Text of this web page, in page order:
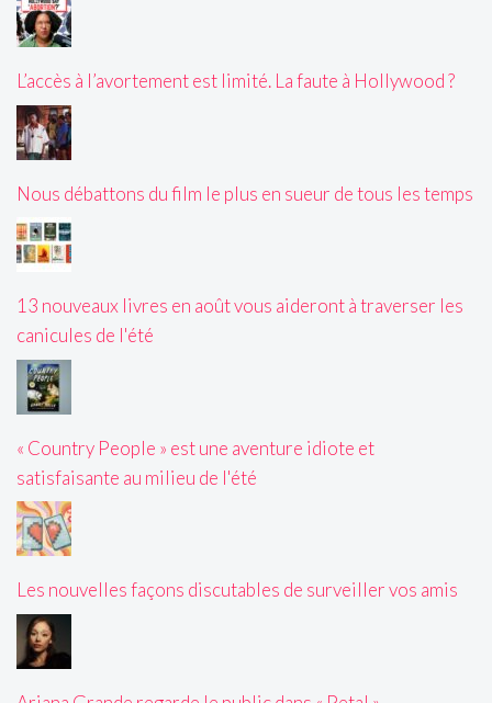
L’accès à l’avortement est limité. La faute à Hollywood ?
Nous débattons du film le plus en sueur de tous les temps
13 nouveaux livres en août vous aideront à traverser les
canicules de l'été
« Country People » est une aventure idiote et
satisfaisante au milieu de l'été
Les nouvelles façons discutables de surveiller vos amis